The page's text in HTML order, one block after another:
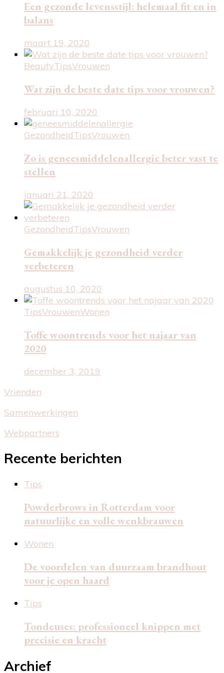
Een gezonde levensstijl: helemaal fit en in
balans
maart 19, 2020
BeautyTipsVrouwen
Wat zijn de beste date tips voor vrouwen?
februari 10, 2020
GezondheidTipsVrouwen
Zo is geneesmiddelenallergie beter vast te
stellen
januari 21, 2020
GezondheidTipsVrouwen
Gemakkelijk je gezondheid verder
verbeteren
augustus 10, 2020
TipsVrouwenWonen
Toffe woontrends voor het najaar van
2020
december 3, 2019
Vrienden
Samenwerkingen
Webpartners
Recente berichten
Tips
Powderbrows in Rotterdam voor
natuurlijke en volle wenkbrauwen
Wonen
De voordelen van duurzaam brandhout
voor je open haard
Tips
Tondeuses: professioneel knippen met
precisie en kracht
Archief